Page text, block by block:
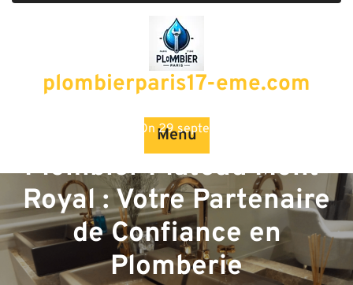
plombierparis17-eme.com
Menu
Posted On 29 septembre 2025
Plombier Plateau Mont-
Royal : Votre Partenaire
de Confiance en
Plomberie